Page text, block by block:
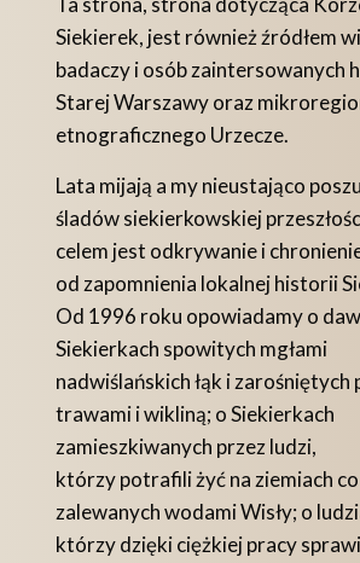
Siekierek, jest również źródłem
badaczy i osób zaintersowanych
Starej Warszawy oraz
etnograficznego Urzecze.
Lata mijają a my nieustająco
śladów siekierkowskiej
celem jest odkrywanie i
od zapomnienia lokalnej historii
Od 1996 roku opowiadamy o
Siekierkach spowitych mgłami
nadwiślańskich łąk i zarośniętych
trawami i wikliną; o Siekierkach
zamieszkiwanych przez ludzi,
którzy potrafili żyć na ziemiach
zalewanych wodami Wisły; o
którzy dzięki ciężkiej pracy